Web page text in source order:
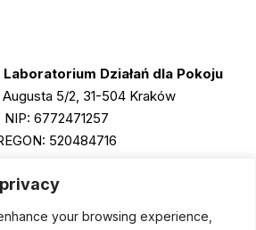
your browsing experience,
Działań dla Pokoju
5/2, 31-504 Kraków
NIP: 6772471257
520484716
Instagram